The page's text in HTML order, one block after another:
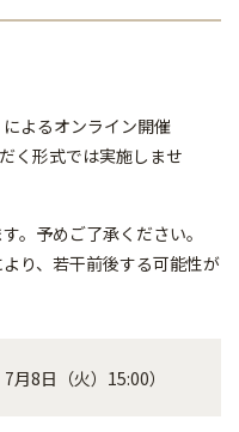
よるオンライン開催
く形式では実施しませ
。予めご了承ください。
り、若干前後する可能性が
月8日（火）15:00）